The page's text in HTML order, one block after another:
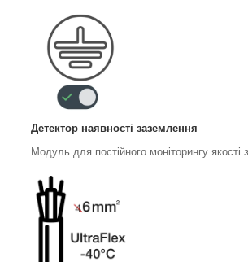
Детектор наявності заземлення
Модуль для постійного моніторингу якості